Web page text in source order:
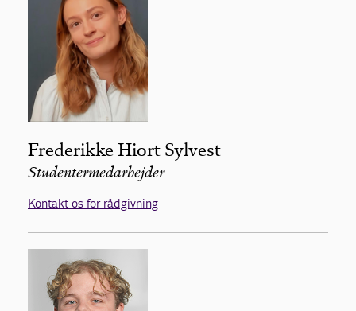
Frederikke Hiort Sylvest
Studentermedarbejder
Kontakt os for rådgivning